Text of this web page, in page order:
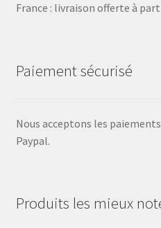
France : livraison offerte à
Paiement sécurisé
Nous acceptons les
Paypal.
Produits les mieux